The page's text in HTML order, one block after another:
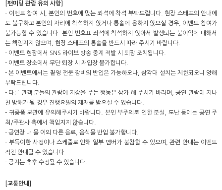
[팬미팅 관람 유의 사항]
- 이벤트 참여 시, 본인의 번호에 맞는 좌석에 착석 부탁드립니다. 현장 스태프의 안내에
도 불구하고 본인의 자리에 착석하지 않거나 통솔에 응하지 않으실 경우, 이벤트 참여가
불가능할 수 있습니다. 본인 번호표 좌석에 착석하지 않아서 발생되는 불이익에 대해서
는 책임지지 않으며, 현장 스태프의 통솔을 반드시 따라 주시기 바랍니다.
- 이벤트 현장에서 SNS 라이브 방송 중계 적발 시 퇴장 조치됩니다.
- 이벤트 장소에서 무단 퇴장 시 재입장 불가합니다.
- 본 이벤트에서는 촬영 전문 장비의 반입은 가능하오나, 삼각대 설치는 제한되오니 양해
부탁드립니다.
- 다른 관객 분들의 관람에 지장을 주는 행동은 삼가 해 주시기 바라며, 공연 관람에 지나
친 방해가 될 경우 진행요원의 제재를 받으실 수 있습니다.
- 귀중품 보관에 유의해주시기 바랍니다. 본인 부주의로 인한 분실, 도난 등에는 공연 주
최/주관사 측에서 책임지지 않습니다.
- 공연장 내 물 이외 다른 음료, 음식물 반입 불가합니다.
- 부득이한 사정이나 스케줄로 인해 일부 멤버가 불참할 수 있으며, 관련 안내는 이벤트
직전 안내될 수 있습니다.
- 공지는 추후 수정될 수 있습니다.
[교통안내]